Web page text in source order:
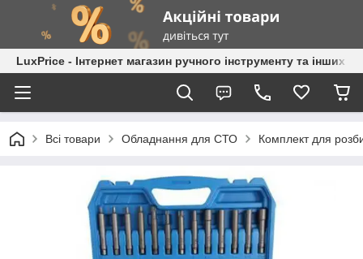
LuxPrice - Інтернет магазин ручного інструменту та інших
Всі товари Обладнання для СТО Комплект для